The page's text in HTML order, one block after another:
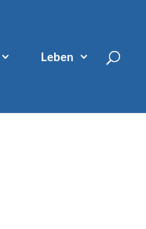
Leben